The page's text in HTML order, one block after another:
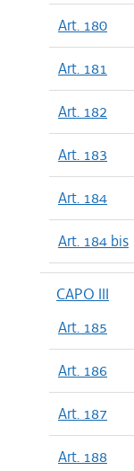
Art. 180
Art. 181
Art. 182
Art. 183
Art. 184
Art. 184 bis
CAPO III
Art. 185
Art. 186
Art. 187
Art. 188